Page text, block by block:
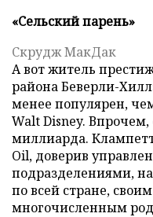
«Cельский парень»
Скрудж МакДак
А вот житель
района Беверли-
менее популярен,
Walt Disney. Впрочем,
миллиарда.
Oil, доверив
подразделениями,
по всей стране,
многочисленным